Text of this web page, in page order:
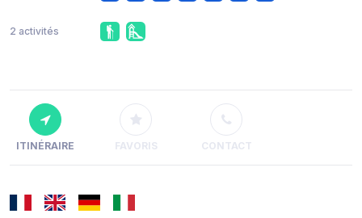
2 activités
ITINÉRAIRE FAVORIS CONTACT